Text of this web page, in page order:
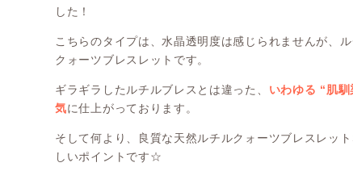
した！
こちらのタイプは、水晶透明度は感じられませんが、
クォーツブレスレットです。
ギラギラしたルチルブレスとは違った、 いわゆる “肌
気に仕上がっております。
そして何より、良質な天然ルチルクォーツブレスレット
しいポイントです☆